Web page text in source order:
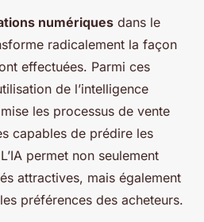
numériques dans le
radicalement la façon
effectuées. Parmi ces
de l’intelligence
les processus de vente
capables de prédire les
permet non seulement
attractives, mais également
préférences des acheteurs.